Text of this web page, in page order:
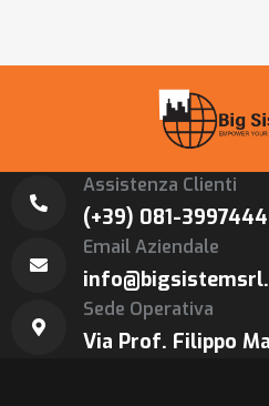
Assistenza Clienti
(+39) 081-
Email Aziendale
Sede Operativa
Via Prof. Filippo